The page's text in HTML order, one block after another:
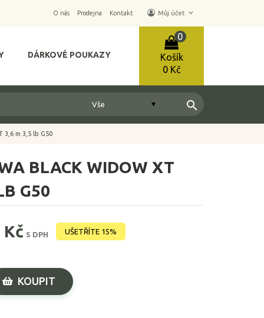
O nás Prodejna Kontakt Můj účet keyboard_arrow_down
Košík
0
0 Kč
DÁRKOVÉ POUKAZY
search
3,6 m 3,5 lb G50
BLACK WIDOW XT
G50
Kč S DPH UŠETŘÍTE 15%
KOUPIT